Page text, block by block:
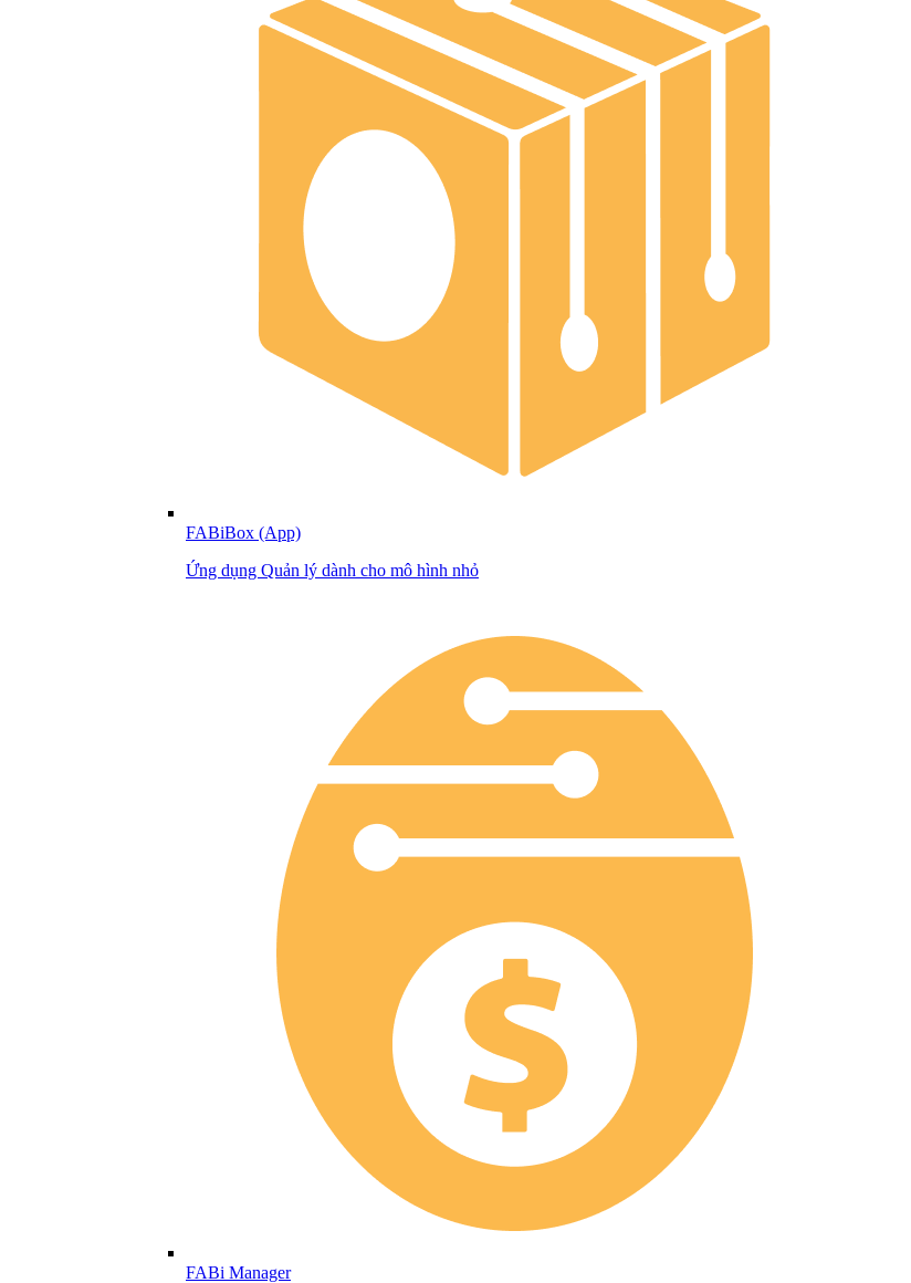
FABiBox (App)
Ứng dụng Quản lý dành cho mô hình nhỏ
FABi Manager